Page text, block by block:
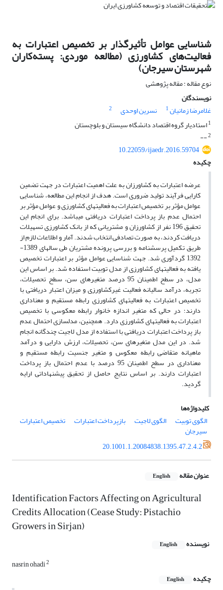
شناسایی عوامل تأثیرگذار بر تخصیص اعتبارات به
فعالیت‌های کشاورزی (مطالعه موردی: پسته‌کاران
شهرستان سیرجان)
نوع مقاله : مقاله پژوهشی
نویسندگان
غلامرضا زمانیان1 نسرین اوحدی
2
1استادیار گروه اقتصاد دانشگاه سیستان و بلوچستان
2
--
10.22059/ijaedr.2016.59704
چکیده
عرضه اعتبارات به کشاورزان به علت اهمیت اعتبارات در جهت تضمین
کارایی فرآیند تولید ضروری است. هدف از انجام این مطالعه، شناسایی
عوامل مؤثر بر تخصیص اعتبارات به فعالیت­های کشاورزی و عوامل مؤثر بر
احتمال عدم باز پرداخت اعتبارات دریافتی می­باشد. برای انجام این
تحقیق 196 نفر از کشاورزان و مشتریانی که از بانک کشاورزی تسهیلات
دریافت کردند، به صورت تصادفی انتخاب شدند. آمار و اطلاعات لازم از
طریق تکمیل پرسشنامه و بررسی پرونده مشتریان طی سال­های 1389-
1392 گردآوری شد. جهت شناسایی عوامل مؤثر بر اعتبارات تخصیص
یافته به فعالیت­های کشاورزی از مدل توبیت استفاده شد. بر اساس این
مدل، در سطح اطمینان 95 درصد متغیرهای سن، سطح تحصیلات،
تجربه، درآمد سالیانه فعالیت غیرکشاورزی و میزان اعتبار دریافتی با
تخصیص اعتبارات به فعالیت­های کشاورزی رابطه مستقیم و معناداری
دارند؛ در حالی که متغیر اندازه خانوار رابطه معکوسی با تخصیص
اعتبارات به فعالیت­های کشاورزی دارد. همچنین، مدل­سازی احتمال عدم
باز پرداخت اعتبارات دریافتی با استفاده از مدل لاجیت چندگانه انجام
شد. در این مدل متغیرهای سن، تحصیلات، ارزش دارایی و درآمد
ماهیانه متقاضی رابطه معکوس و متغیر جنسیت رابطه مستقیم و
معناداری در سطح اطمینان 95 درصد با عدم احتمال باز پرداخت
اعتبارات دارند. بر اساس نتایج حاصل از تحقیق پیشنهاداتی ارایه
گردید.
کلیدواژه‌ها
الگوی توبیت
الگوی لاجیت بازپرداخت اعتبارات تخصیص اعتبارات
سیرجان
20.1001.1.20084838.1395.47.2.4.2
عنوان مقاله English
Identification Factors Affecting on Agricultural
Credits Allocation (Cease Study: Pistachio
Growers in Sirjan)
نویسنده English
nasrin ohadi2
چکیده English